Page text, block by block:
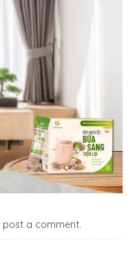
post a comment.